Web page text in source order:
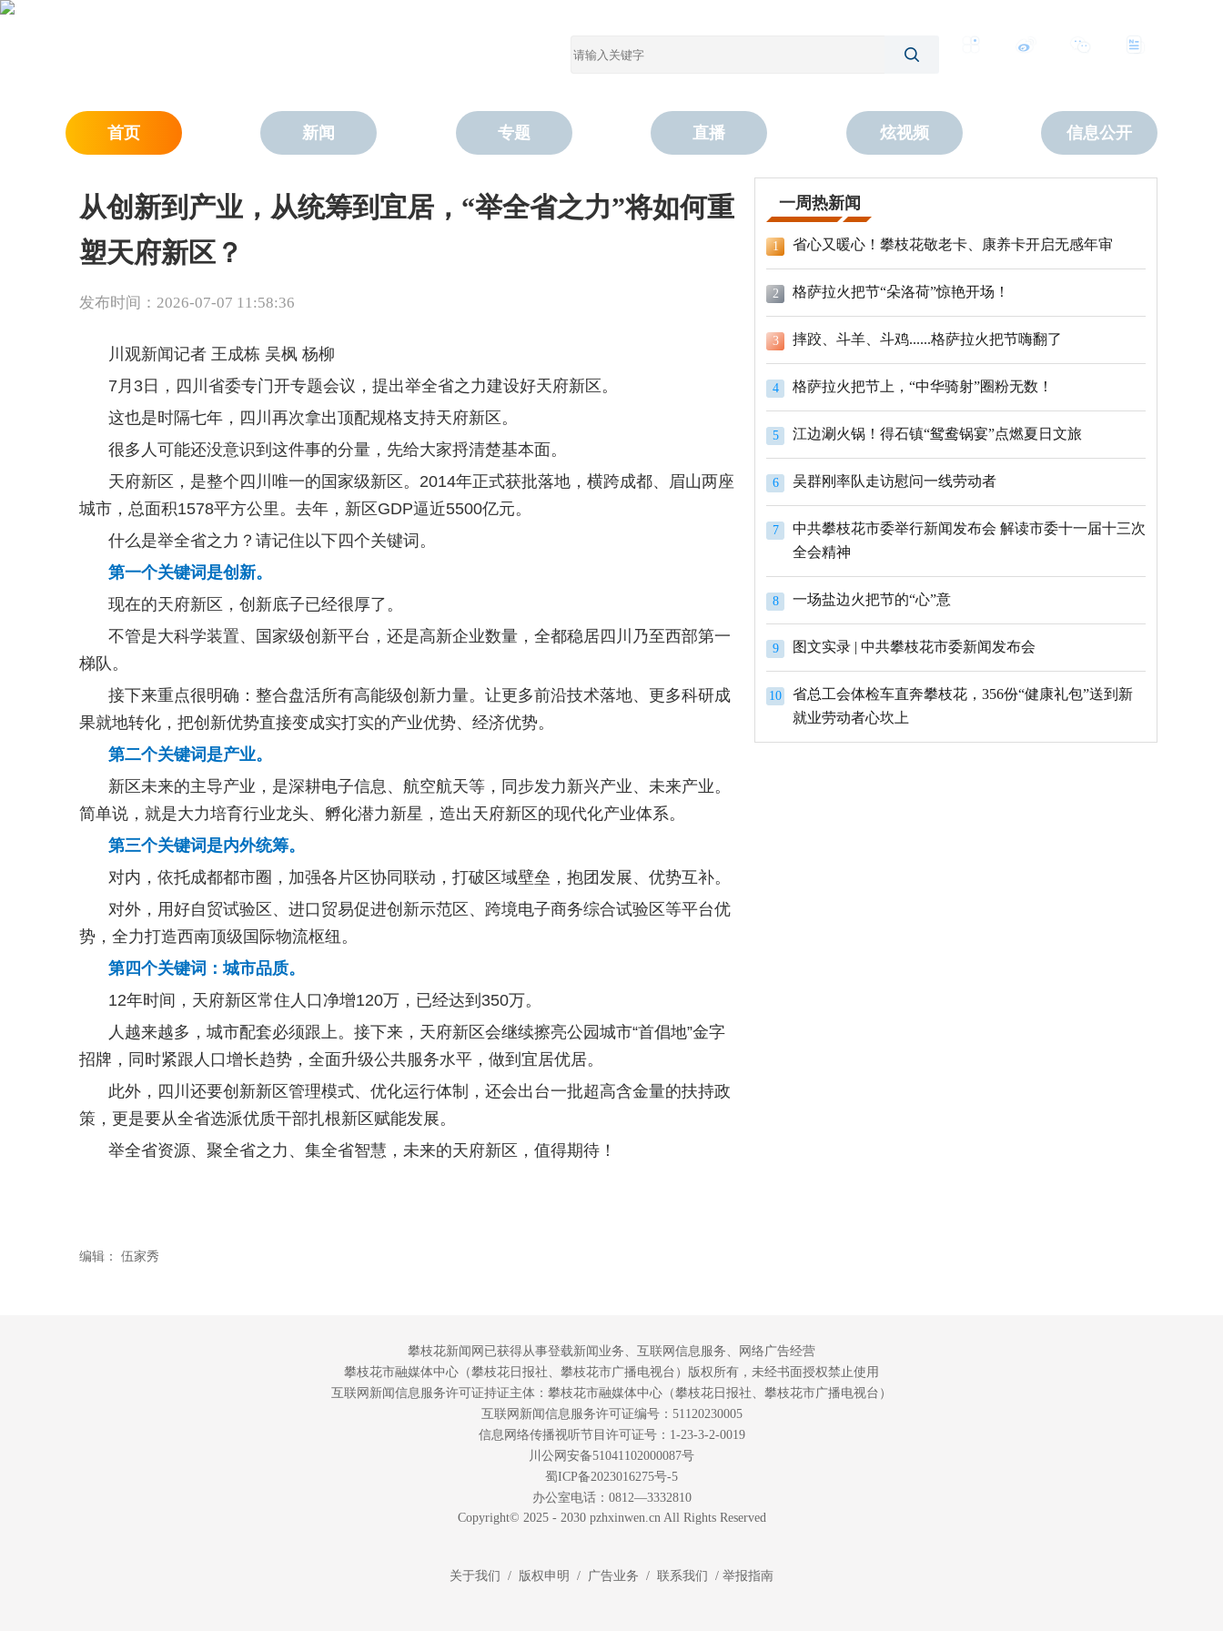
首页 新闻 专题 直播 炫视频 信息公开
从创新到产业，从统筹到宜居，“举全省之力”将如何重
塑天府新区？
发布时间：2026-07-07 11:58:36
川观新闻记者 王成栋 吴枫 杨柳
7月3日，四川省委专门开专题会议，提出举全省之力建设好天府新区。
这也是时隔七年，四川再次拿出顶配规格支持天府新区。
很多人可能还没意识到这件事的分量，先给大家捋清楚基本面。
天府新区，是整个四川唯一的国家级新区。2014年正式获批落地，横跨成都、眉山两座
城市，总面积1578平方公里。去年，新区GDP逼近5500亿元。
什么是举全省之力？请记住以下四个关键词。
第一个关键词是创新。
现在的天府新区，创新底子已经很厚了。
不管是大科学装置、国家级创新平台，还是高新企业数量，全都稳居四川乃至西部第一
梯队。
接下来重点很明确：整合盘活所有高能级创新力量。让更多前沿技术落地、更多科研成
果就地转化，把创新优势直接变成实打实的产业优势、经济优势。
第二个关键词是产业。
新区未来的主导产业，是深耕电子信息、航空航天等，同步发力新兴产业、未来产业。
简单说，就是大力培育行业龙头、孵化潜力新星，造出天府新区的现代化产业体系。
第三个关键词是内外统筹。
对内，依托成都都市圈，加强各片区协同联动，打破区域壁垒，抱团发展、优势互补。
对外，用好自贸试验区、进口贸易促进创新示范区、跨境电子商务综合试验区等平台优
势，全力打造西南顶级国际物流枢纽。
第四个关键词：城市品质。
12年时间，天府新区常住人口净增120万，已经达到350万。
人越来越多，城市配套必须跟上。接下来，天府新区会继续擦亮公园城市“首倡地”金字
招牌，同时紧跟人口增长趋势，全面升级公共服务水平，做到宜居优居。
此外，四川还要创新新区管理模式、优化运行体制，还会出台一批超高含金量的扶持政
策，更是要从全省选派优质干部扎根新区赋能发展。
举全省资源、聚全省之力、集全省智慧，未来的天府新区，值得期待！
编辑： 伍家秀
一周热新闻
1 省心又暖心！攀枝花敬老卡、康养卡开启无感年审
2 格萨拉火把节“朵洛荷”惊艳开场！
3 摔跤、斗羊、斗鸡......格萨拉火把节嗨翻了
4 格萨拉火把节上，“中华骑射”圈粉无数！
5 江边涮火锅！得石镇“鸳鸯锅宴”点燃夏日文旅
6 吴群刚率队走访慰问一线劳动者
7
中共攀枝花市委举行新闻发布会 解读市委十一届十三次
全会精神
8 一场盐边火把节的“心”意
9 图文实录 | 中共攀枝花市委新闻发布会
10
省总工会体检车直奔攀枝花，356份“健康礼包”送到新
就业劳动者心坎上
攀枝花新闻网已获得从事登载新闻业务、互联网信息服务、网络广告经营
攀枝花市融媒体中心（攀枝花日报社、攀枝花市广播电视台）版权所有，未经书面授权禁止使用
互联网新闻信息服务许可证持证主体：攀枝花市融媒体中心（攀枝花日报社、攀枝花市广播电视台）
互联网新闻信息服务许可证编号：51120230005
信息网络传播视听节目许可证号：1-23-3-2-0019
川公网安备51041102000087号
蜀ICP备2023016275号-5
办公室电话：0812—3332810
Copyright© 2025 - 2030 pzhxinwen.cn All Rights Reserved
关于我们 / 版权申明 / 广告业务 / 联系我们 / 举报指南